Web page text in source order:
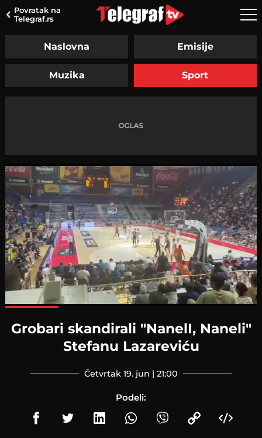
Povratak na
Telegraf.rs
Naslovna Emisije
Muzika Sport
Grobari skandirali "NanelI, Naneli"
Stefanu Lazareviću
četvrtak 19. jun | 21:00
Podeli: